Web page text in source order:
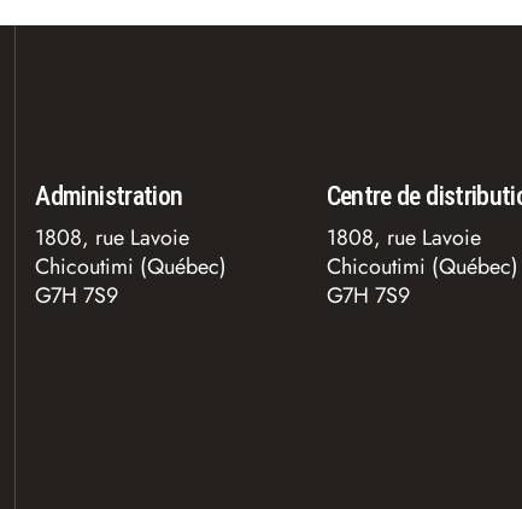
Administration
1808, rue Lavoie
Chicoutimi (Québec)
G7H 7S9
Centre de
1808, rue Lavoie
Chicoutimi (Québec)
G7H 7S9